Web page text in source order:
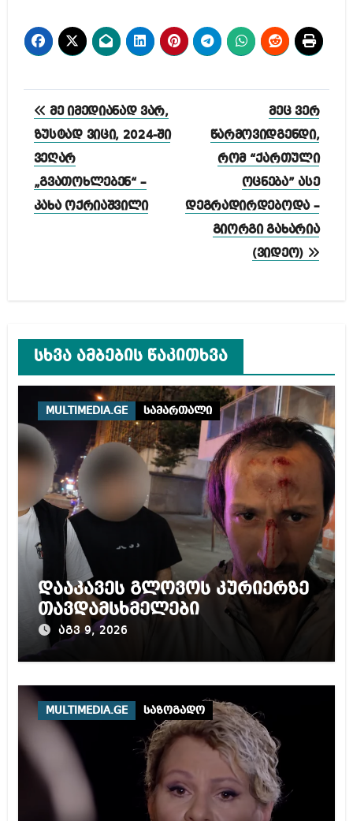
პოსტის
ნავიგაცია
მე იმედიანად ვარ,
ზუსტად ვიცი, 2024-ში
ვეღარ
„გვათოხლებენ“ –
კახა ოქრიაშვილი
მეც ვერ
წარმოვიდგენდი,
რომ “ქართული
ოცნება” ასე
დეგრადირდებოდა –
გიორგი გახარია
(ვიდეო)
სხვა ამბების წაკითხვა
MULTIMEDIA.GE სამართალი
დააკავეს გლოვოს კურიერზე
თავდამსხმელები
აგვ 9, 2026
MULTIMEDIA.GE საზოგადო